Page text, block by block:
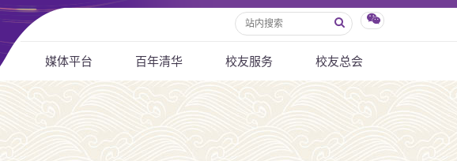
媒体平台 百年清华 校友服务 校友总会